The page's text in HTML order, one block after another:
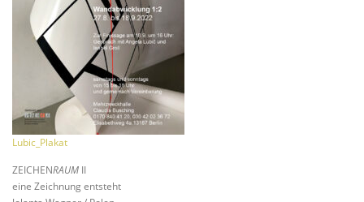
Lubic_Plakat
ZEICHENRAUM II
eine Zeichnung entsteht